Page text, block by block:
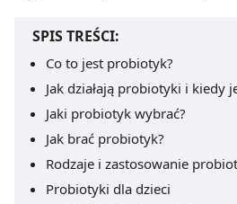
SPIS TREŚCI:
Co to jest probiotyk?
Jak działają probiotyki i kiedy
Jaki probiotyk wybrać?
Jak brać probiotyk?
Rodzaje i zastosowanie
Probiotyki dla dzieci